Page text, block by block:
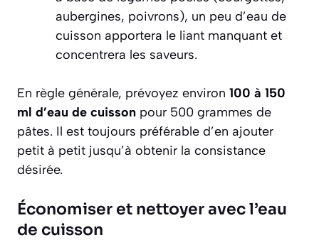
aubergines, poivrons), un peu d’eau de
cuisson apportera le liant manquant et
concentrera les saveurs.
En règle générale, prévoyez environ 100 à 150
ml d’eau de cuisson pour 500 grammes de
pâtes. Il est toujours préférable d’en ajouter
petit à petit jusqu’à obtenir la consistance
désirée.
Économiser et nettoyer avec l’eau
de cuisson